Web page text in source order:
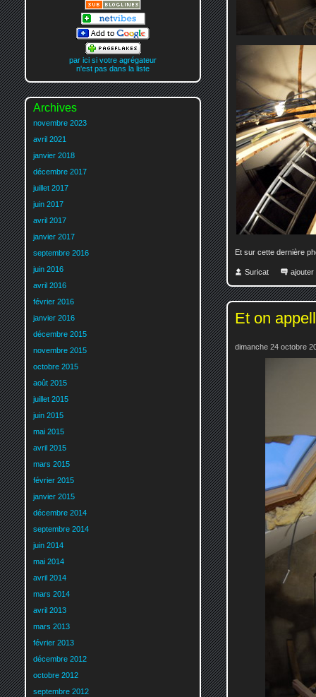
Et sur cette dernière
Suricat ajouter
Et on
dimanche 24 octobre
par ici si votre agrégateur
n'est pas dans la liste
Archives
novembre 2023
avril 2021
janvier 2018
décembre 2017
juillet 2017
juin 2017
avril 2017
janvier 2017
septembre 2016
juin 2016
avril 2016
février 2016
janvier 2016
décembre 2015
novembre 2015
octobre 2015
août 2015
juillet 2015
juin 2015
mai 2015
avril 2015
mars 2015
février 2015
janvier 2015
décembre 2014
septembre 2014
juin 2014
mai 2014
avril 2014
mars 2014
avril 2013
mars 2013
février 2013
décembre 2012
octobre 2012
septembre 2012